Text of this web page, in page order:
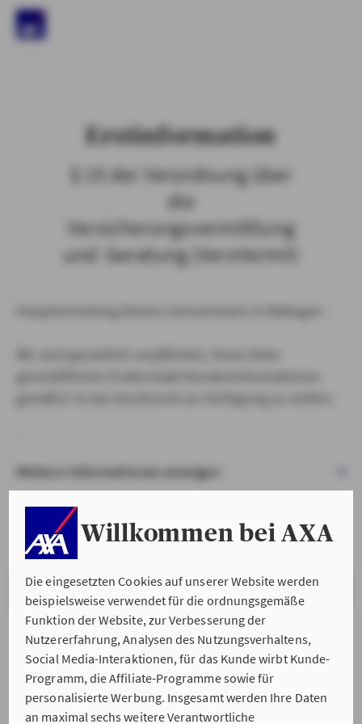
Willkommen bei AXA
Die eingesetzten Cookies auf unserer Website werden
beispielsweise verwendet für die ordnungsgemäße
Funktion der Website, zur Verbesserung der
Nutzererfahrung, Analysen des Nutzungsverhaltens,
Social Media-Interaktionen, für das Kunde wirbt Kunde-
Programm, die Affiliate-Programme sowie für
personalisierte Werbung. Insgesamt werden Ihre Daten
an maximal sechs weitere Verantwortliche
Erstinformation
§ 15 der Verordnung über
die
Versicherungsvermittlung
und -beratung (VersVermV)
Weitere Informationen anzeigen
VERSTANDEN & WEITER